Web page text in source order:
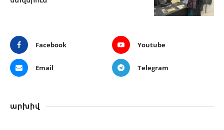
Facebook Youtube
Email Telegram
արխիվ